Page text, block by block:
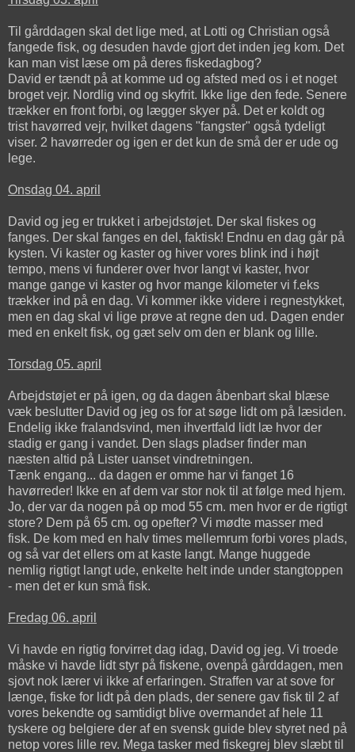
Til gårddagen skal det lige med, at Lotti og Christian også
fangede fisk, og desuden havde gjort det inden jeg kom. Det
kan man vist læse om på deres fiskedagbog?
David er tændt på at komme ud og afsted med os i et noget
broget vejr. Nordlig vind og skyfrit. Ikke lige den fede. Senere
trækker en front forbi, og lægger skyer på. Det er koldt og
trist havørred vejr, hvilket dagens "fangster" også tydeligt
viser. 2 havørreder og igen er det kun de små der er ude og
lege.
Onsdag 04. april
David og jeg er trukket i arbejdstøjet. Der skal fiskes og
fanges. Der skal fanges en del, faktisk! Endnu en dag går på
kysten. Vi kaster og kaster og hiver vores blink ind i højt
tempo, mens vi funderer over hvor langt vi kaster, hvor
mange gange vi kaster og hvor mange kilometer vi f.eks
trækker ind på en dag. Vi kommer ikke videre i regnestykket,
men en dag skal vi lige prøve at regne den ud. Dagen ender
med en enkelt fisk, og gæt selv om den er blank og lille.
Torsdag 05. april
Arbejdstøjet er på igen, og da dagen åbenbart skal blæse
væk beslutter David og jeg os for at søge lidt om på læsiden.
Endelig ikke fralandsvind, men ihvertfald lidt læ hvor der
stadig er gang i vandet. Den slags pladser finder man
næsten altid på Lister uanset vindretningen.
Tænk engang... da dagen er omme har vi fanget 16
havørreder! Ikke en af dem var stor nok til at følge med hjem.
Jo, der var da nogen på op mod 55 cm. men hvor er de rigtigt
store? Dem på 65 cm. og opefter? Vi mødte masser med
fisk. De kom med en halv times mellemrum forbi vores plads,
og så var det ellers om at kaste langt. Mange huggede
nemlig rigtigt langt ude, enkelte helt inde under stangtoppen
- men det er kun små fisk.
Fredag 06. april
Vi havde en rigtig forvirret dag idag, David og jeg. Vi troede
måske vi havde lidt styr på fiskene, ovenpå gårddagen, men
sjovt nok lærer vi ikke af erfaringen. Straffen var at sove for
længe, fiske for lidt på den plads, der senere gav fisk til 2 af
vores bekendte og samtidigt blive overmandet af hele 11
tyskere og belgiere der af en svensk guide blev styret ned på
netop vores lille rev. Mega tasker med fiskegrej blev slæbt til